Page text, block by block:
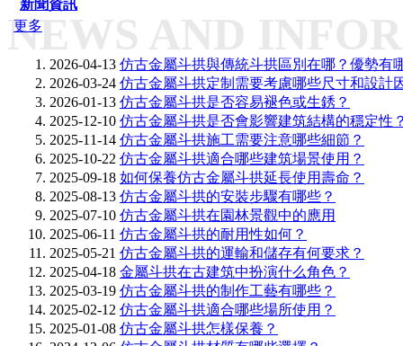
NEWS AND
新聞資訊
更多
2026-04-13 仿古金屬斗拱與傳統斗拱區別在哪？優勢有
2026-03-24 仿古金屬斗拱定制需要考慮哪些尺寸和設計
2026-01-13 仿古金屬斗拱是否容易褪色或生銹？
2025-12-10 仿古金屬斗拱是否會影響建筑結構的穩定性
2025-11-14 仿古金屬斗拱施工需要注意哪些細節？
2025-10-22 仿古金屬斗拱適合哪些建筑場景使用？
2025-09-18 如何保養仿古金屬斗拱延長使用壽命？
2025-08-13 仿古金屬斗拱的安裝步驟有哪些？
2025-07-10 仿古金屬斗拱在園林景觀中的應用
2025-06-11 仿古金屬斗拱的耐用性如何？
2025-05-21 仿古金屬斗拱的運輸和儲存有何要求？
2025-04-18 金屬斗拱在古建筑中扮演什么角色？
2025-03-19 仿古金屬斗拱的制作工藝有哪些？
2025-02-12 仿古金屬斗拱適合哪些場所使用？
2025-01-08 仿古金屬斗拱怎樣保養？